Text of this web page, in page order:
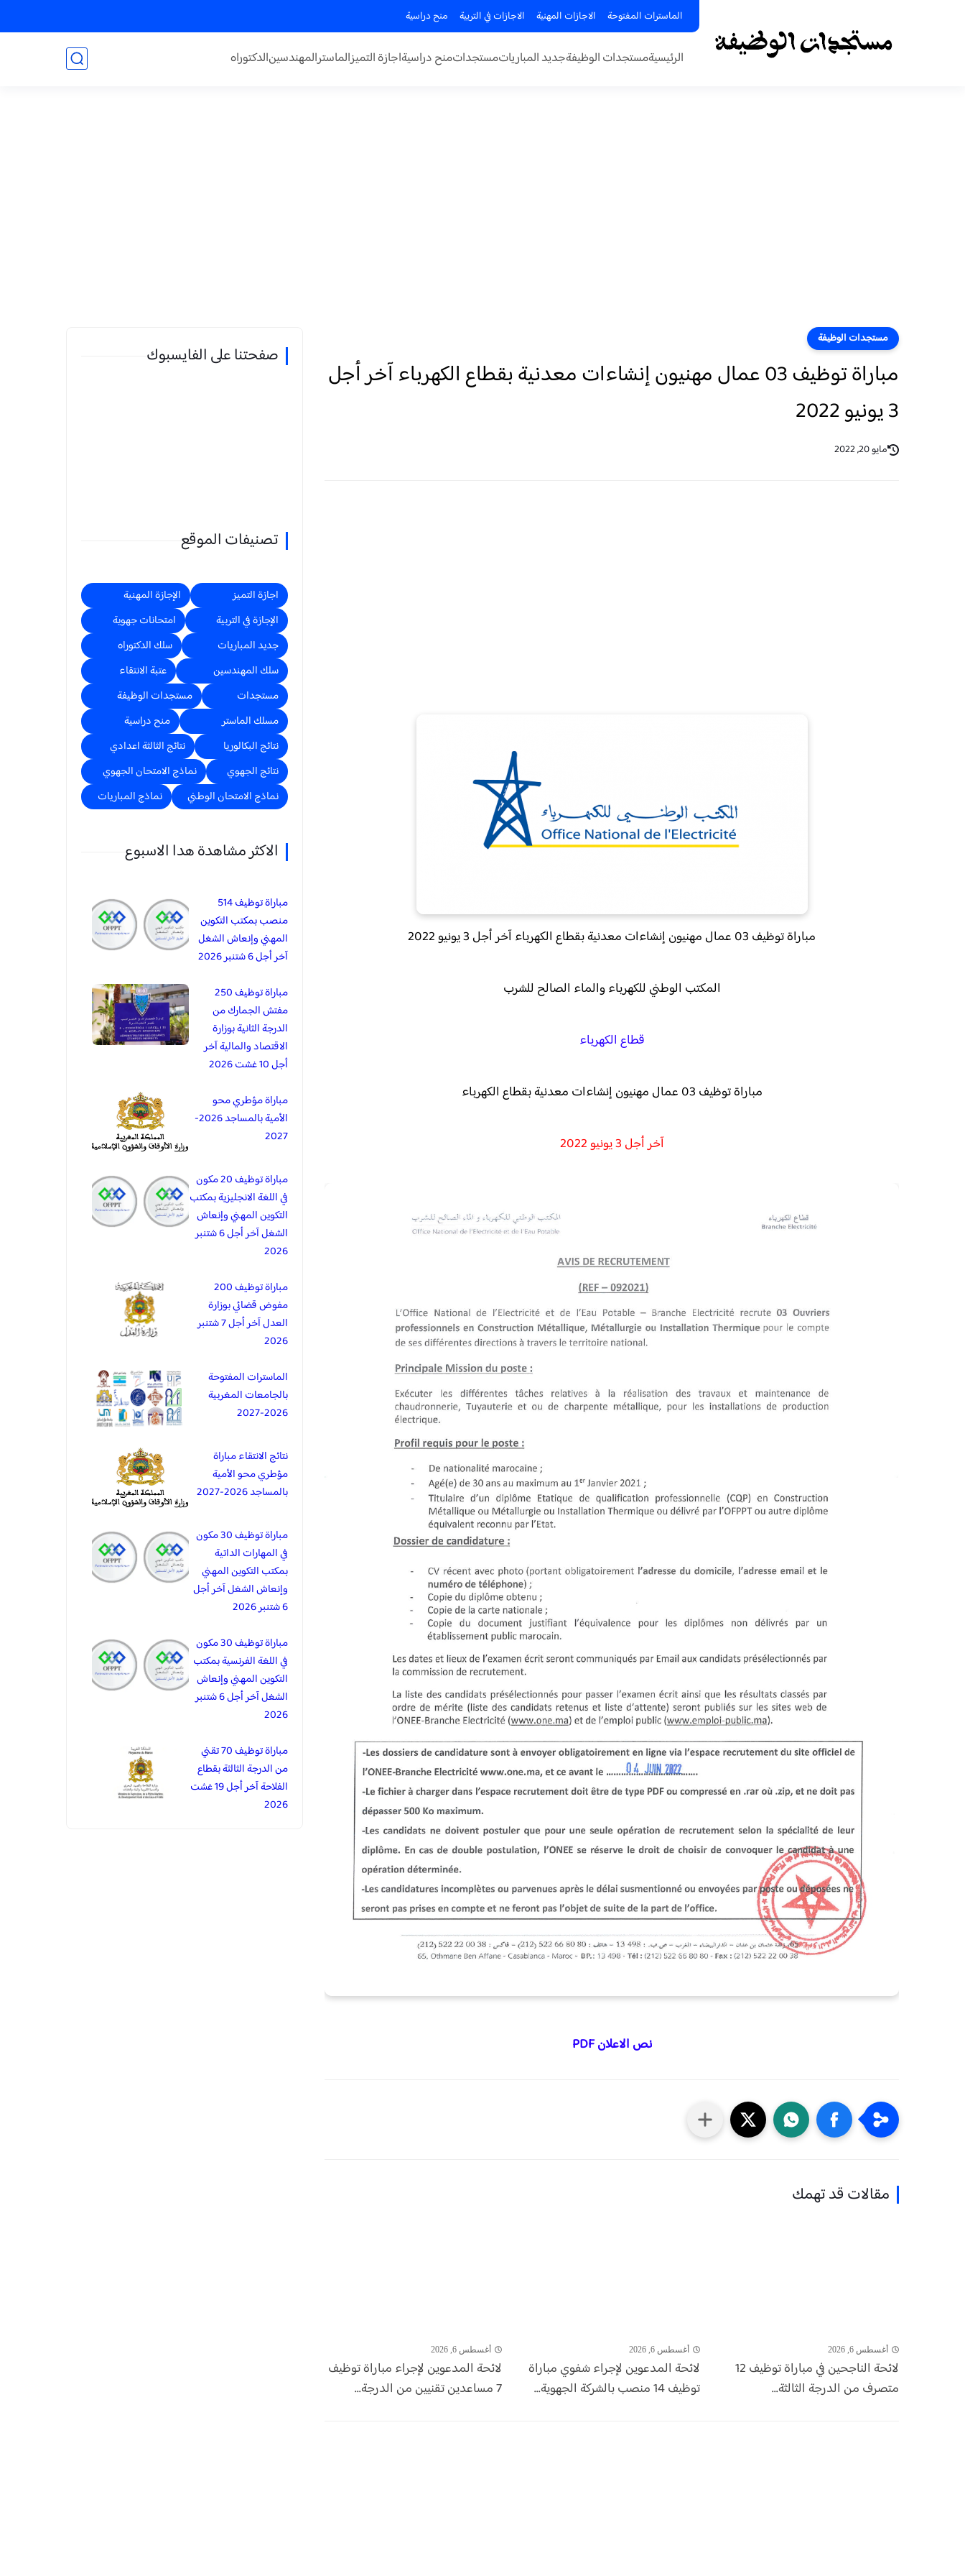
الماسترات المفتوحة الاجازات المهنية الاجازات في التربية منح دراسية
الرئيسيةمستجدات الوظيفةجديد المبارياتمستجداتمنح دراسيةاجازة التميزالماسترالمهندسينالدكتوراه
مستجدات الوظيفة
مباراة توظيف 03 عمال مهنيون إنشاءات معدنية بقطاع الكهرباء آخر أجل
3 يونيو 2022
مايو 20, 2022
مباراة توظيف 03 عمال مهنيون إنشاءات معدنية بقطاع الكهرباء آخر أجل 3 يونيو 2022
المكتب الوطني للكهرباء والماء الصالح للشرب
قطاع الكهرباء
مباراة توظيف 03 عمال مهنيون إنشاءات معدنية بقطاع الكهرباء
آخر أجل 3 يونيو 2022
نص الاعلان PDF
مقالات قد تهمك
أغسطس 6, 2026
لائحة الناجحين في مباراة توظيف 12
متصرف من الدرجة الثالثة...
أغسطس 6, 2026
لائحة المدعوين لإجراء شفوي مباراة
توظيف 14 منصب بالشركة الجهوية...
أغسطس 6, 2026
لائحة المدعوين لإجراء مباراة توظيف
7 مساعدين تقنيين من الدرجة...
صفحتنا على الفايسبوك
تصنيفات الموقع
اجازة التميز
الإجازة المهنية
الإجازة في التربية
امتحانات جهوية
جديد المباريات
سلك الدكتوراه
سلك المهندسين
عتبة الانتقاء
مستجدات
مستجدات الوظيفة
مسلك الماستر
منح دراسية
نتائج البكالوريا
نتائج الثالثة اعدادي
نتائج الجهوي
نماذج الامتحان الجهوي
نماذج الامتحان الوطني
نماذج المباريات
الاكثر مشاهدة هدا الاسبوع
مباراة توظيف 514
منصب بمكتب التكوين
المهني وإنعاش الشغل
آخر أجل 6 شتنبر 2026
مباراة توظيف 250
مفتش الجمارك من
الدرجة الثانية بوزارة
الاقتصاد والمالية آخر
أجل 10 غشت 2026
مباراة مؤطري محو
الأمية بالمساجد 2026-
2027
مباراة توظيف 20 مكون
في اللغة الانجليزية بمكتب
التكوين المهني وإنعاش
الشغل آخر أجل 6 شتنبر
2026
مباراة توظيف 200
مفوض قضائي بوزارة
العدل آخر أجل 7 شتنبر
2026
الماسترات المفتوحة
بالجامعات المغربية
2026-2027
نتائج الانتقاء مباراة
مؤطري محو الأمية
بالمساجد 2026-2027
مباراة توظيف 30 مكون
في المهارات الداتية
بمكتب التكوين المهني
وإنعاش الشغل آخر أجل
6 شتنبر 2026
مباراة توظيف 30 مكون
في اللغة الفرنسية بمكتب
التكوين المهني وإنعاش
الشغل آخر أجل 6 شتنبر
2026
مباراة توظيف 70 تقني
من الدرجة الثالثة بقطاع
الفلاحة آخر أجل 19 غشت
2026